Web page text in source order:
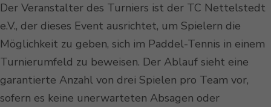
Der Veranstalter des Turniers ist der TC Nettelstedt
e.V., der dieses Event ausrichtet, um Spielern die
Möglichkeit zu geben, sich im Paddel-Tennis in einem
Turnierumfeld zu beweisen. Der Ablauf sieht eine
garantierte Anzahl von drei Spielen pro Team vor,
sofern es keine unerwarteten Absagen oder